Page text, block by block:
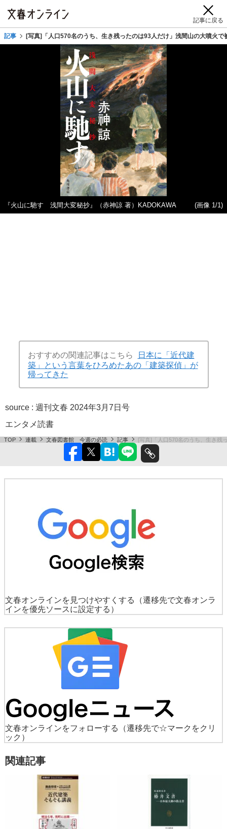
記事に戻る
記事 [写真]「人口570名のうち、生き残ったのは93人だけ」浅間山の大噴火
『火山に馳す 浅間大変秘抄』（赤神諒 著）KADOKAWA (画像 1/1)
おすすめの関連記事はこちら
日本に「近代建
築」という言葉をひろめたあの「建築探偵」が
帰ってきた
source : 週刊文春 2024年3月7日号
エンタメ読書
TOP 連載 文春図書館 今週の必読 記事 [写真]「人口570名のうち、生き残
文春オンラインを見つけやすくする
（遷移先で文春オンラ
インを優先ソースに設定する）
文春オンラインをフォローする
（遷移先で☆マークをクリ
ック）
関連記事